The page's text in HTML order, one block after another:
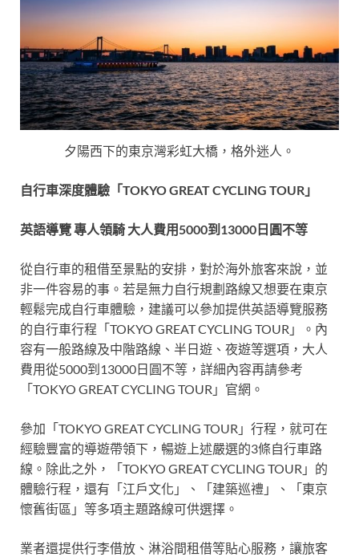
夕陽西下的東京灣彩虹大橋，格外迷人。
自行車深度體驗「TOKYO GREAT CYCLING TOUR」
英語導覽 專人領騎 大人費用5000到13000日圓不等
從自行車的租借至景點的安排，對於海外旅客來說，並
非一件容易的事。若是無力自行規劃路線又想要在東京
輕鬆完成自行車體驗，建議可以參加提供英語導覽服務
的自行車行程「TOKYO GREAT CYCLING TOUR」。內
容有一般路線及中階路線、半日遊、夜遊等選項，大人
費用從5000到13000日圓不等，詳細內容再請參考
「TOKYO GREAT CYCLING TOUR」官網。
參加「TOKYO GREAT CYCLING TOUR」行程，就可在
經驗豐富的導遊帶領下，暢遊上述嚴選的3條自行車路
線。除此之外，「TOKYO GREAT CYCLING TOUR」的
體驗行程，還有「江戶文化」、「建築巡禮」、「東京
懷舊街區」等多項主題路線可供選擇。
業者還提供行李借放、淋浴間租借等貼心服務，讓旅客